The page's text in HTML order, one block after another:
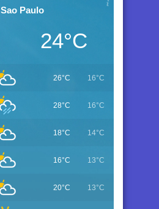
Sao Paulo
24°C
26°C 16°C
28°C 16°C
18°C 14°C
16°C 13°C
20°C 13°C